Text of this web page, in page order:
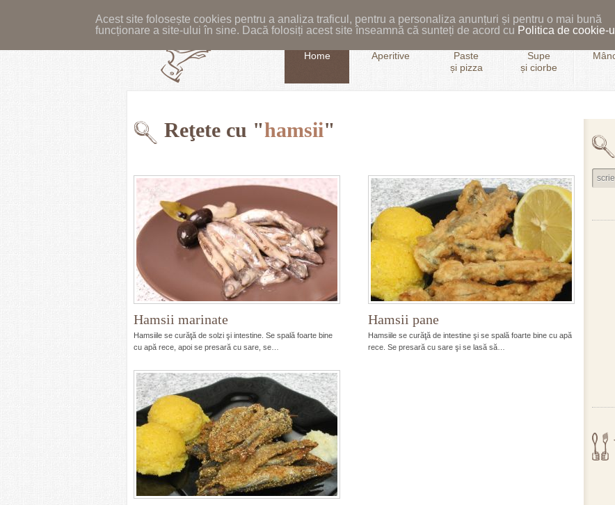
Acest site folosește cookies pentru a analiza traficul, pentru a personaliza anunțuri și pentru o mai bună
funcționare a site-ului în sine. Dacă folosiți acest site înseamnă că sunteți de acord cu Politica de cookie-
Home Aperitive
Paste
și pizza
Supe
și ciorbe
Reţete cu "hamsii"
Hamsii marinate
Hamsiile se curăţă de solzi şi intestine. Se spală foarte bine
cu apă rece, apoi se presară cu sare, se…
Hamsii pane
Hamsiile se curăţă de intestine şi se spală foarte bine cu apă
rece. Se presară cu sare şi se lasă să…